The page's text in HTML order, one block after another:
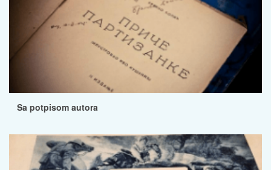
Sa potpisom autora